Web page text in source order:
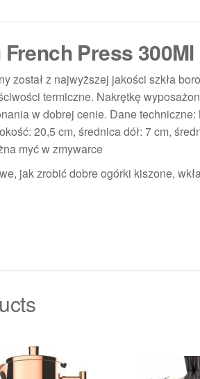
Press
został z najwyższej jakości szkła
termiczne. Nakrętkę
w dobrej cenie. Dane techniczne:
20,5 cm, średnica dół: 7 cm,
myć w zmywarce
jak zrobić dobre ogórki kiszone,